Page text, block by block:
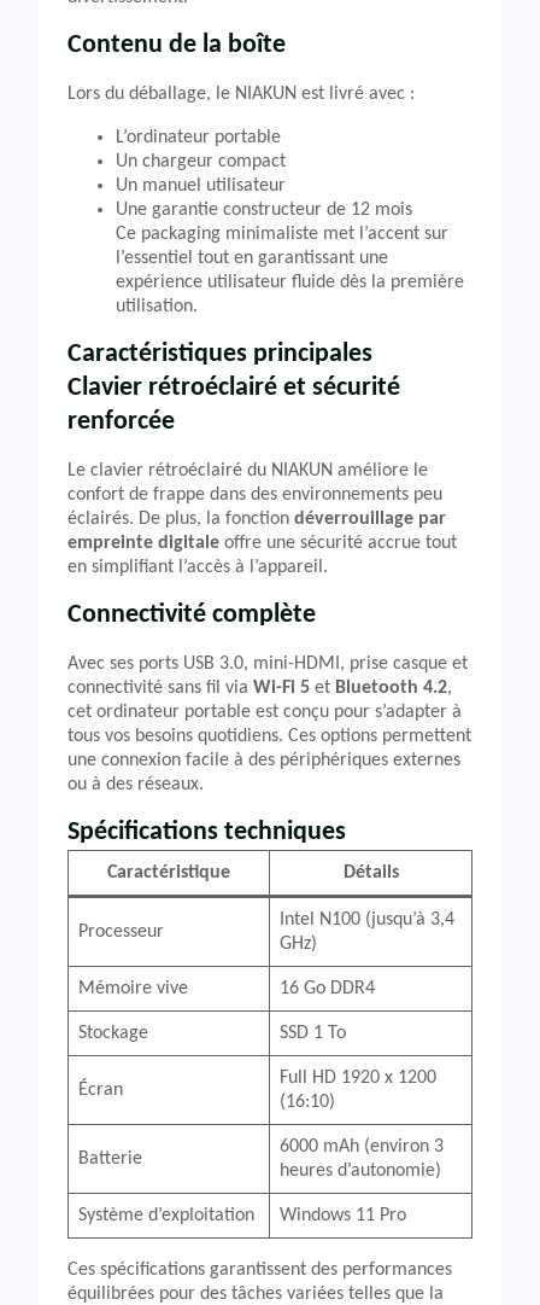
Contenu de la boîte
Lors du déballage, le NIAKUN est livré avec :
L’ordinateur portable
Un chargeur compact
Un manuel utilisateur
Une garantie constructeur de 12 mois
Ce packaging minimaliste met l’accent sur
l’essentiel tout en garantissant une
expérience utilisateur fluide dès la première
utilisation.
Caractéristiques principales
Clavier rétroéclairé et sécurité
renforcée
Le clavier rétroéclairé du NIAKUN améliore le
confort de frappe dans des environnements peu
éclairés. De plus, la fonction déverrouillage par
empreinte digitale offre une sécurité accrue tout
en simplifiant l’accès à l’appareil.
Connectivité complète
Avec ses ports USB 3.0, mini-HDMI, prise casque et
connectivité sans fil via Wi-Fi 5 et Bluetooth 4.2,
cet ordinateur portable est conçu pour s’adapter à
tous vos besoins quotidiens. Ces options permettent
une connexion facile à des périphériques externes
ou à des réseaux.
Spécifications techniques
Caractéristique Détails
Processeur
Intel N100 (jusqu’à 3,4
GHz)
Mémoire vive 16 Go DDR4
Stockage SSD 1 To
Écran
Full HD 1920 x 1200
(16:10)
Batterie
6000 mAh (environ 3
heures d’autonomie)
Système d’exploitation Windows 11 Pro
Ces spécifications garantissent des performances
équilibrées pour des tâches variées telles que la